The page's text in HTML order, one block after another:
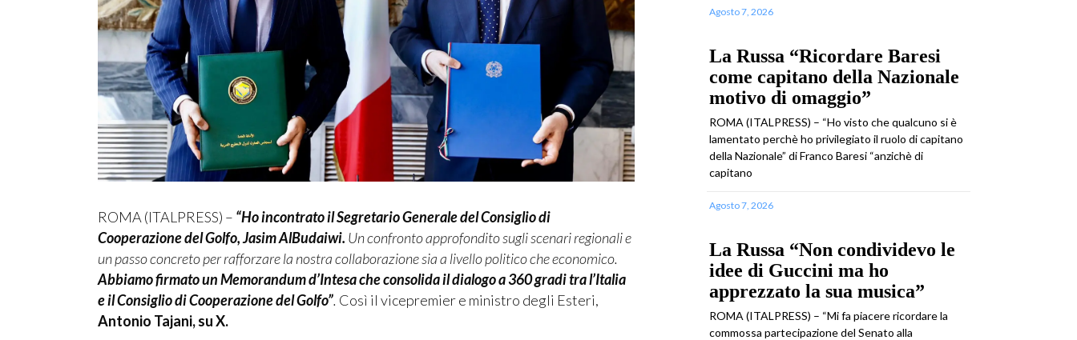
ROMA (ITALPRESS) – “Ho incontrato il Segretario Generale del Consiglio di
Cooperazione del Golfo, Jasim AlBudaiwi. Un confronto approfondito sugli scenari regionali e
un passo concreto per rafforzare la nostra collaborazione sia a livello politico che economico.
Abbiamo firmato un Memorandum d’Intesa che consolida il dialogo a 360 gradi tra l’Italia
e il Consiglio di Cooperazione del Golfo”. Così il vicepremier e ministro degli Esteri,
Antonio Tajani, su X.
Agosto 7, 2026
La Russa “Ricordare Baresi
come capitano della Nazionale
motivo di omaggio”
ROMA (ITALPRESS) – “Ho visto che qualcuno si è
lamentato perchè ho privilegiato il ruolo di capitano
della Nazionale” di Franco Baresi “anzichè di
capitano
Agosto 7, 2026
La Russa “Non condividevo le
idee di Guccini ma ho
apprezzato la sua musica”
ROMA (ITALPRESS) – “Mi fa piacere ricordare la
commossa partecipazione del Senato alla